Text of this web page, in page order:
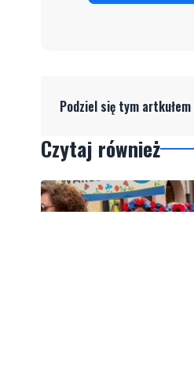
Podziel się tym
Czytaj również